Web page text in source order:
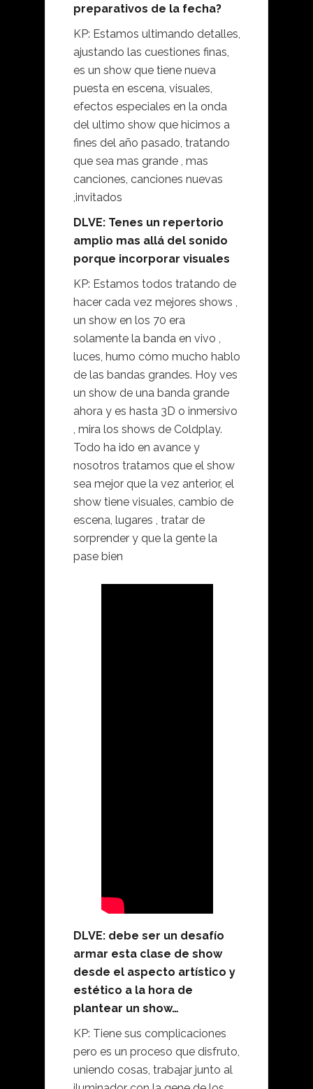
preparativos de la fecha?
KP: Estamos ultimando detalles,
ajustando las cuestiones finas,
es un show que tiene nueva
puesta en escena, visuales,
efectos especiales en la onda
del ultimo show que hicimos a
fines del año pasado, tratando
que sea mas grande , mas
canciones, canciones nuevas
,invitados
DLVE: Tenes un repertorio
amplio mas allá del sonido
porque incorporar visuales
KP: Estamos todos tratando de
hacer cada vez mejores shows ,
un show en los 70 era
solamente la banda en vivo ,
luces, humo cómo mucho hablo
de las bandas grandes. Hoy ves
un show de una banda grande
ahora y es hasta 3D o inmersivo
, mira los shows de Coldplay.
Todo ha ido en avance y
nosotros tratamos que el show
sea mejor que la vez anterior, el
show tiene visuales, cambio de
escena, lugares , tratar de
sorprender y que la gente la
pase bien
DLVE: debe ser un desafío
armar esta clase de show
desde el aspecto artístico y
estético a la hora de
plantear un show…
KP: Tiene sus complicaciones
pero es un proceso que disfruto,
uniendo cosas, trabajar junto al